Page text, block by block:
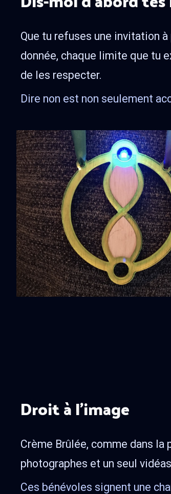
Que tu refuses une invitation
donnée, chaque limite que tu
de les respecter.
Dire non est non seulement
Droit à l'image
Crème Brûlée, comme dans la
photographes et un seul
Ces bénévoles signent une